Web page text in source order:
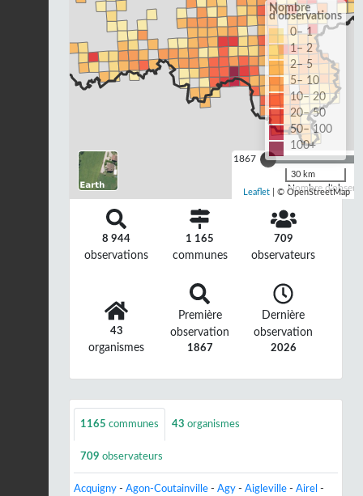
1867
Nombre
Nombre
d'observations
0– 1
1– 2
2– 5
5– 10
10– 20
20– 50
50– 100
100+
30 km
Leaflet | © OpenStreetMap
8 944
observations
1 165
communes
709
observateurs
43
organismes
Première
observation
1867
Dernière
observation
2026
1165 communes 43 organismes
709 observateurs
Acquigny - Agon-Coutainville - Agy - Aigleville - Airel -